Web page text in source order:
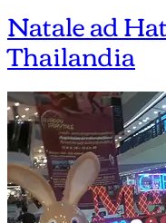
Natale ad
Thailandia